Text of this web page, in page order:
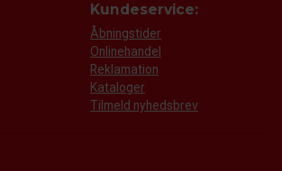
Kundeservice:
Åbningstider
Onlinehandel
Reklamation
Kataloger
Tilmeld nyhedsbrev